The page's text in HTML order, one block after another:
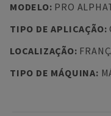
MODELO: PRO
TIPO DE APLICAÇÃO:
LOCALIZAÇÃO:
TIPO DE MÁQUINA: